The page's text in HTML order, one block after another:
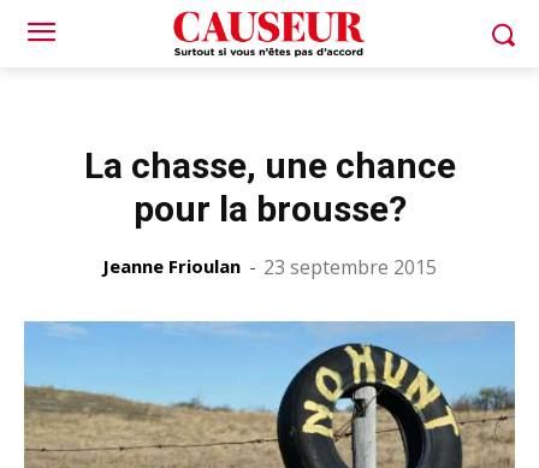
La chasse, une chance
pour la brousse?
Jeanne Frioulan - 23 septembre 2015